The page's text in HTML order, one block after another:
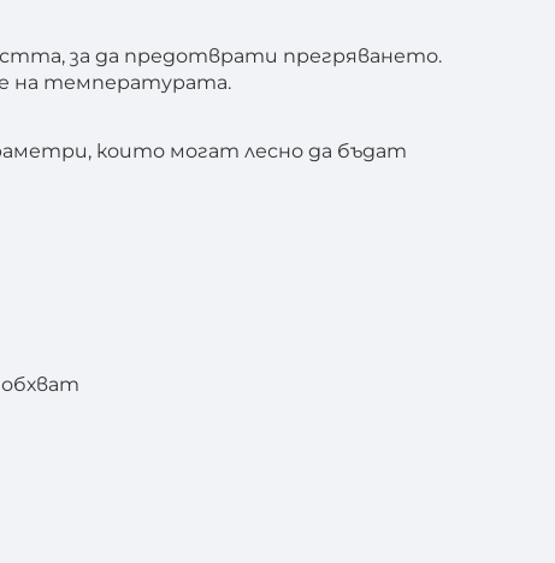
за да предотврати прегряването.
на температурата.
които могат лесно да бъдат
обхват